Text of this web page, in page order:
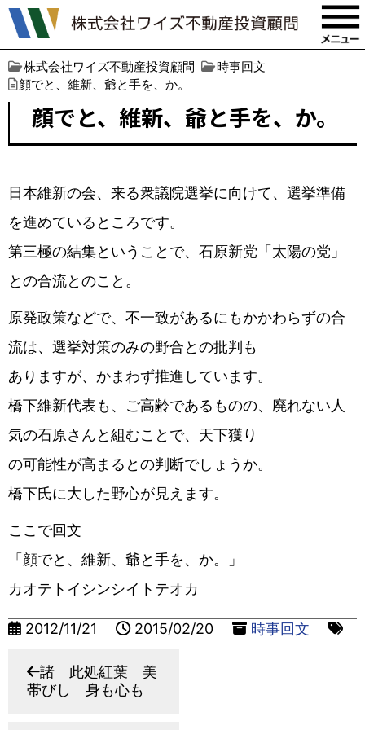
株式会社ワイズ不動産投資顧問
時事回文
顔でと、維新、爺と手を、か。
顔でと、維新、爺と手を、か。
日本維新の会、来る衆議院選挙に向けて、選挙準備
を進めているところです。
第三極の結集ということで、石原新党「太陽の党」
との合流とのこと。
原発政策などで、不一致があるにもかかわらずの合
流は、選挙対策のみの野合との批判も
ありますが、かまわず推進しています。
橋下維新代表も、ご高齢であるものの、廃れない人
気の石原さんと組むことで、天下獲り
の可能性が高まるとの判断でしょうか。
橋下氏に大した野心が見えます。
ここで回文
「顔でと、維新、爺と手を、か。」
カオテトイシンシイトテオカ
2012/11/21 2015/02/20 時事回文
諸 此処紅葉 美
帯びし 身も心も